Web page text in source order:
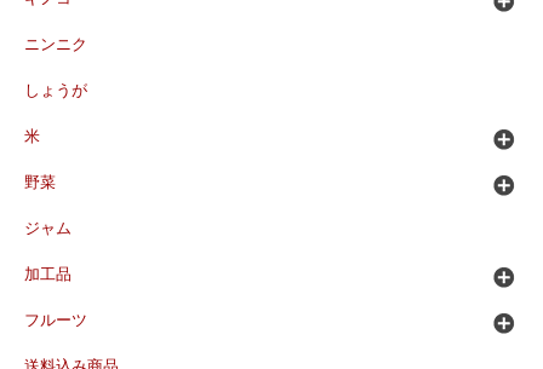
ニンニク
しょうが
米
野菜
ジャム
加工品
フルーツ